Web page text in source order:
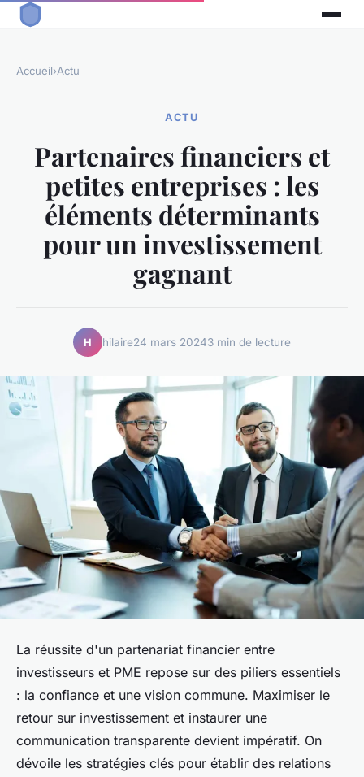
Accueil›Actu
ACTU
Partenaires financiers et
petites entreprises : les
éléments déterminants
pour un investissement
gagnant
H hilaire24 mars 20243 min de lecture
La réussite d'un partenariat financier entre
investisseurs et PME repose sur des piliers essentiels
: la confiance et une vision commune. Maximiser le
retour sur investissement et instaurer une
communication transparente devient impératif. On
dévoile les stratégies clés pour établir des relations